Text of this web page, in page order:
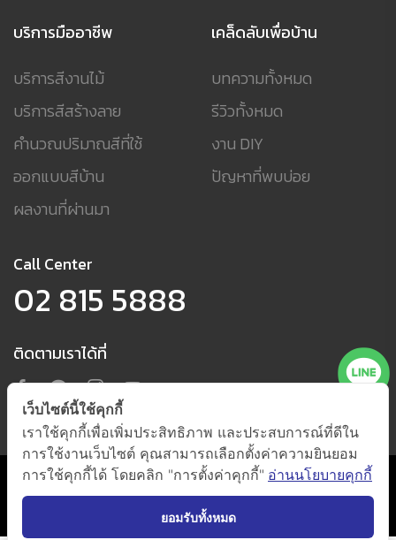
บริการมืออาชีพ
บริการสีงานไม้
บริการสีสร้างลาย
คำนวณปริมาณสีที่ใช้
ออกแบบสีบ้าน
ผลงานที่ผ่านมา
เคล็ดลับเพื่อบ้าน
บทความทั้งหมด
รีวิวทั้งหมด
งาน DIY
ปัญหาที่พบบ่อย
Call Center
02 815 5888
ติดตามเราได้ที่
นโยบายการใช้คุกกี้ และนโยบายความเป็นส่วนตัว (กดตั้งค่าคุกกี้)@ 2021 by
Beger Co., Ltd. All Right Reserved.
เว็บไซต์นี้ใช้คุกกี้
เราใช้คุกกี้เพื่อเพิ่มประสิทธิภาพ และประสบการณ์ที่ดีใน
การใช้งานเว็บไซต์ คุณสามารถเลือกตั้งค่าความยินยอม
การใช้คุกกี้ได้ โดยคลิก "การตั้งค่าคุกกี้" อ่านนโยบายคุกกี้
ยอมรับทั้งหมด